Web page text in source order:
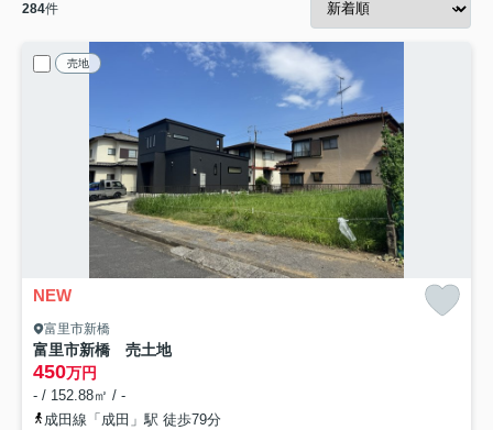
284件
売地
NEW
富里市新橋
富里市新橋 売土地
450万円
- / 152.88㎡ / -
成田線「成田」駅 徒歩79分